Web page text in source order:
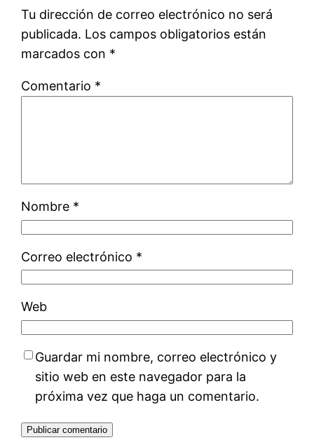
Tu dirección de correo electrónico no será
publicada. Los campos obligatorios están
marcados con *
Comentario *
Nombre *
Correo electrónico *
Web
Guardar mi nombre, correo electrónico y
sitio web en este navegador para la
próxima vez que haga un comentario.